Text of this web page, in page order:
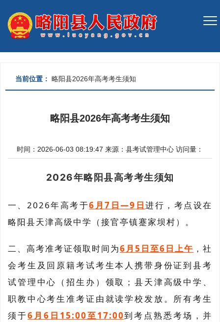
当前位置： 略阳县2026年高考考生须知
略阳县2026年高考考生须知
时间：2026-06-03 08:19:47 来源： 县考试管理中心 访问量：
2026年略阳县高考考生须知
一、2026年高考于6月7日—9日进行，考点设在
略阳县天津高级中学（接官亭镇蹇家坝村）。
二、高考准考证领取时间为6月5日至6日上午 ，社
会考生及回原籍考试考生本人携带身份证到县考
试管理中心（招生办）领取；县天津高级中学、
职教中心考生准考证由就读学校发放。所有考生
须于6月6日15:00至17:00到考点熟悉考场，并